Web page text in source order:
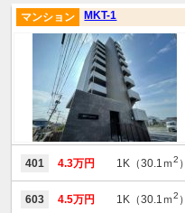
MKT-1
マンション
401 4.3万円 1K（30.1ｍ2 ）
603 4.5万円 1K（30.1ｍ2 ）